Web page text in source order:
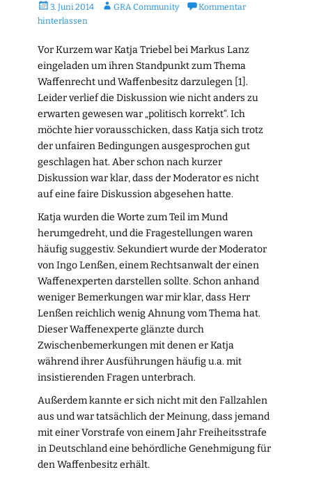
Veröffentlicht
am
3. Juni 2014 AutorGRA Community
Kommentar
hinterlassen
Vor Kurzem war Katja Triebel bei Markus Lanz
eingeladen um ihren Standpunkt zum Thema
Waffenrecht und Waffenbesitz darzulegen [1].
Leider verlief die Diskussion wie nicht anders zu
erwarten gewesen war „politisch korrekt“. Ich
möchte hier vorausschicken, dass Katja sich trotz
der unfairen Bedingungen ausgesprochen gut
geschlagen hat. Aber schon nach kurzer
Diskussion war klar, dass der Moderator es nicht
auf eine faire Diskussion abgesehen hatte.
Katja wurden die Worte zum Teil im Mund
herumgedreht, und die Fragestellungen waren
häufig suggestiv. Sekundiert wurde der Moderator
von Ingo Lenßen, einem Rechtsanwalt der einen
Waffenexperten darstellen sollte. Schon anhand
weniger Bemerkungen war mir klar, dass Herr
Lenßen reichlich wenig Ahnung vom Thema hat.
Dieser Waffenexperte glänzte durch
Zwischenbemerkungen mit denen er Katja
während ihrer Ausführungen häufig u.a. mit
insistierenden Fragen unterbrach.
Außerdem kannte er sich nicht mit den Fallzahlen
aus und war tatsächlich der Meinung, dass jemand
mit einer Vorstrafe von einem Jahr Freiheitsstrafe
in Deutschland eine behördliche Genehmigung für
den Waffenbesitz erhält.